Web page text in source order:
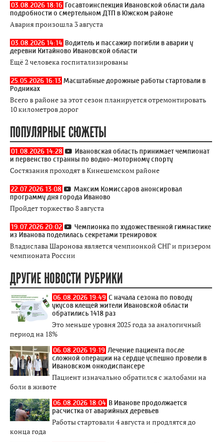
03.08.2026 18:16 Госавтоинспекция Ивановской области дала
подробности о смертельном ДТП в Южском районе
Авария произошла 3 августа
03.08.2026 14:14 Водитель и пассажир погибли в аварии у
деревни Китайново Ивановской области
Ещё 2 человека госпитализированы
25.05.2026 16:13 Масштабные дорожные работы стартовали в
Родниках
Всего в районе за этот сезон планируется отремонтировать
10 километров дорог
ПОПУЛЯРНЫЕ СЮЖЕТЫ
01.08.2026 14:28
Ивановская область принимает чемпионат
и первенство странны по водно-моторному спорту
Состязания проходят в Кинешемском районе
22.07.2026 13:08
Максим Комиссаров анонсировал
программу дня города Иваново
Пройдет торжество 8 августа
19.07.2026 20:02
Чемпионка по художественной гимнастике
из Иванова поделилась секретами тренировок
Владислава Шаронова является чемпионкой СНГ и призером
чемпионата России
ДРУГИЕ НОВОСТИ РУБРИКИ
06.08.2026 19:49 С начала сезона по поводу
укусов клещей жители Ивановской области
обратились 1418 раз
Это меньше уровня 2025 года за аналогичный
период на 18%
06.08.2026 19:19 Лечение пациента после
сложной операции на сердце успешно провели в
Ивановском онкодиспансере
Пациент изначально обратился с жалобами на
боли в животе
06.08.2026 18:04 В Иванове продолжается
расчистка от аварийных деревьев
Работы стартовали 4 августа и продлятся до
конца года